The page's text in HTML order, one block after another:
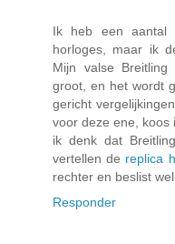
Ik heb een aantal
horloges, maar ik
Mijn valse
groot, en het wordt
gericht
voor deze ene, koos
ik denk dat
vertellen de replica
rechter en beslist
Responder